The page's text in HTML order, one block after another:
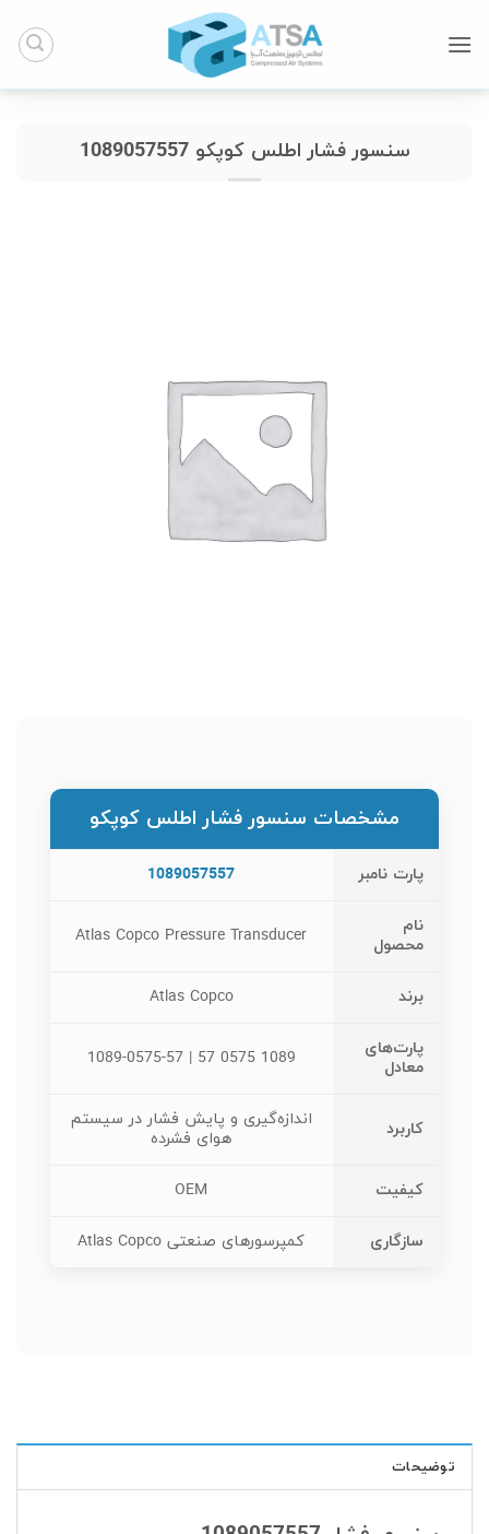
سنسور فشار اطلس کوپکو 1089057557
مشخصات سنسور فشار اطلس کوپکو
پارت نامبر 1089057557
نام
محصول
Atlas Copco Pressure Transducer
برند Atlas Copco
پارت‌های
معادل
1089 0575 57 | 1089-0575-57
کاربرد
اندازه‌گیری و پایش فشار در سیستم
هوای فشرده
کیفیت OEM
سازگاری کمپرسورهای صنعتی Atlas Copco
توضیحات